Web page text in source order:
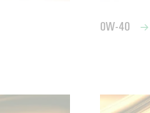
0W-40